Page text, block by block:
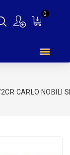
0
CARLO NOBILI